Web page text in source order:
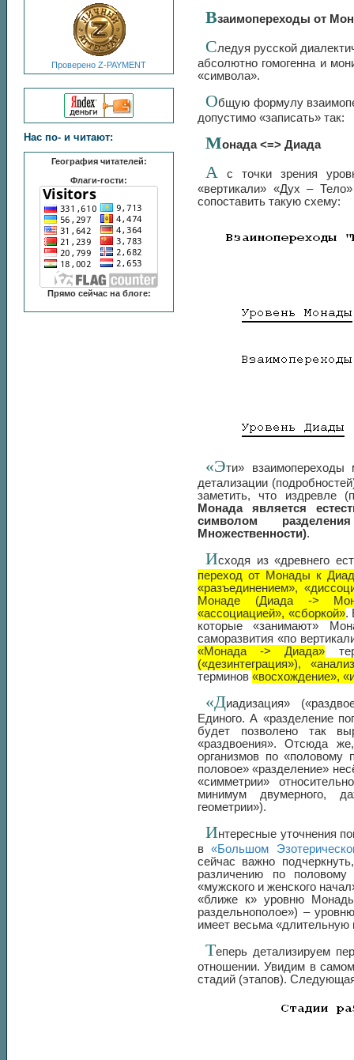
Взаимопереходы от
Следуя русской
абсолютно гомогенна и
«символа».
Общую формулу
допустимо «записать» так:
Монада <=> Диада
А с точки зрения
«вертикали» «Дух –
сопоставить такую схему:
«Эти» взаимопереходы
детализации
заметить, что издревле
Монада является
символом
Множественности).
Исходя из «древнего
переход от Монады к
«разъединением»,
Монаде (Диада ->
«ассоциацией», «сборкой».
которые «занимают»
саморазвития «по
«Монада -> Диада»
(«дезинтеграция»),
терминов «восхождение»,
«Диадизация»
Единого. А «разделение
будет позволено так
«раздвоения». Отсюда
организмов по «половому
половое» «разделение»
«симметрии»
минимум двумерного,
геометрии»).
Интересные уточнения
в«Большом
сейчас важно
различению по
«мужского и женского
«ближе к» уровню
раздельнополое») –
имеет весьма
Теперь детализируем
отношении. Увидим в
стадий (этапов).
Проверено Z-PAYMENT
Нас по- и читают:
География читателей:
Флаги-гости:
Прямо сейчас на блоге: